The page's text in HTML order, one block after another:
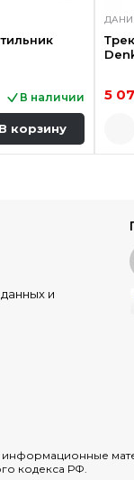
В наличии
В корзину
5
и
кодекса РФ.